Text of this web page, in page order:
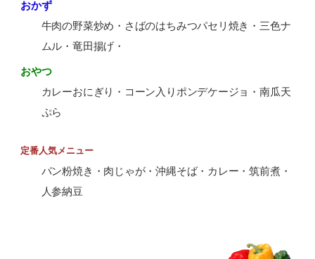
おかず
牛肉の野菜炒め・さばのはちみつパセリ焼き・三色ナ
ムル・竜田揚げ・
おやつ
カレーおにぎり・コーン入りポンデケージョ・南瓜天
ぷら
定番人気メニュー
パン粉焼き・肉じゃが・沖縄そば・カレー・筑前煮・
人参納豆